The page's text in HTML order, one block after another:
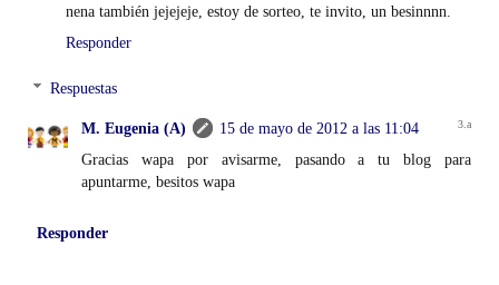
nena también jejejeje, estoy de sorteo, te invito, un besinnnn.
Responder
Respuestas
M. Eugenia (A)
15 de mayo de 2012 a las 11:04
Gracias wapa por avisarme, pasando a tu blog para
apuntarme, besitos wapa
Responder